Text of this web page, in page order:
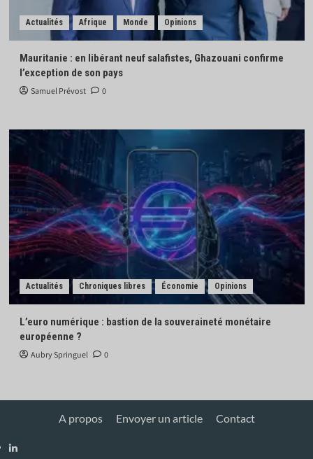
Actualités Afrique Monde Opinions
Mauritanie : en libérant neuf salafistes, Ghazouani confirme
l’exception de son pays
Samuel Prévost 0
Actualités Chroniques libres Économie Opinions
L’euro numérique : bastion de la souveraineté monétaire
européenne ?
Aubry Springuel 0
A propos Envoyer un article Contact
Linkedin